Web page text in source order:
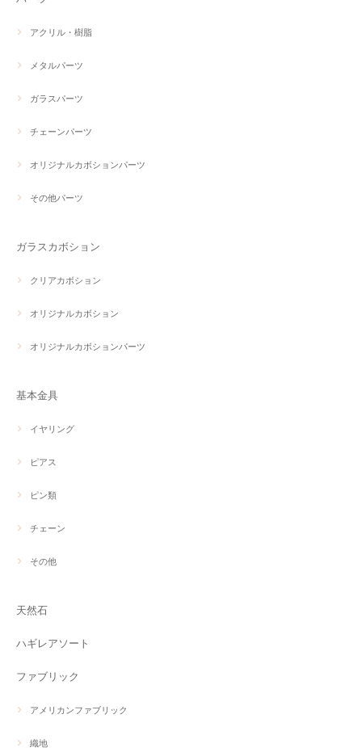
アクリル・樹脂
メタルパーツ
ガラスパーツ
チェーンパーツ
オリジナルカボションパーツ
その他パーツ
ガラスカボション
クリアカボション
オリジナルカボション
オリジナルカボションパーツ
基本金具
イヤリング
ピアス
ピン類
チェーン
その他
天然石
ハギレアソート
ファブリック
アメリカンファブリック
織地